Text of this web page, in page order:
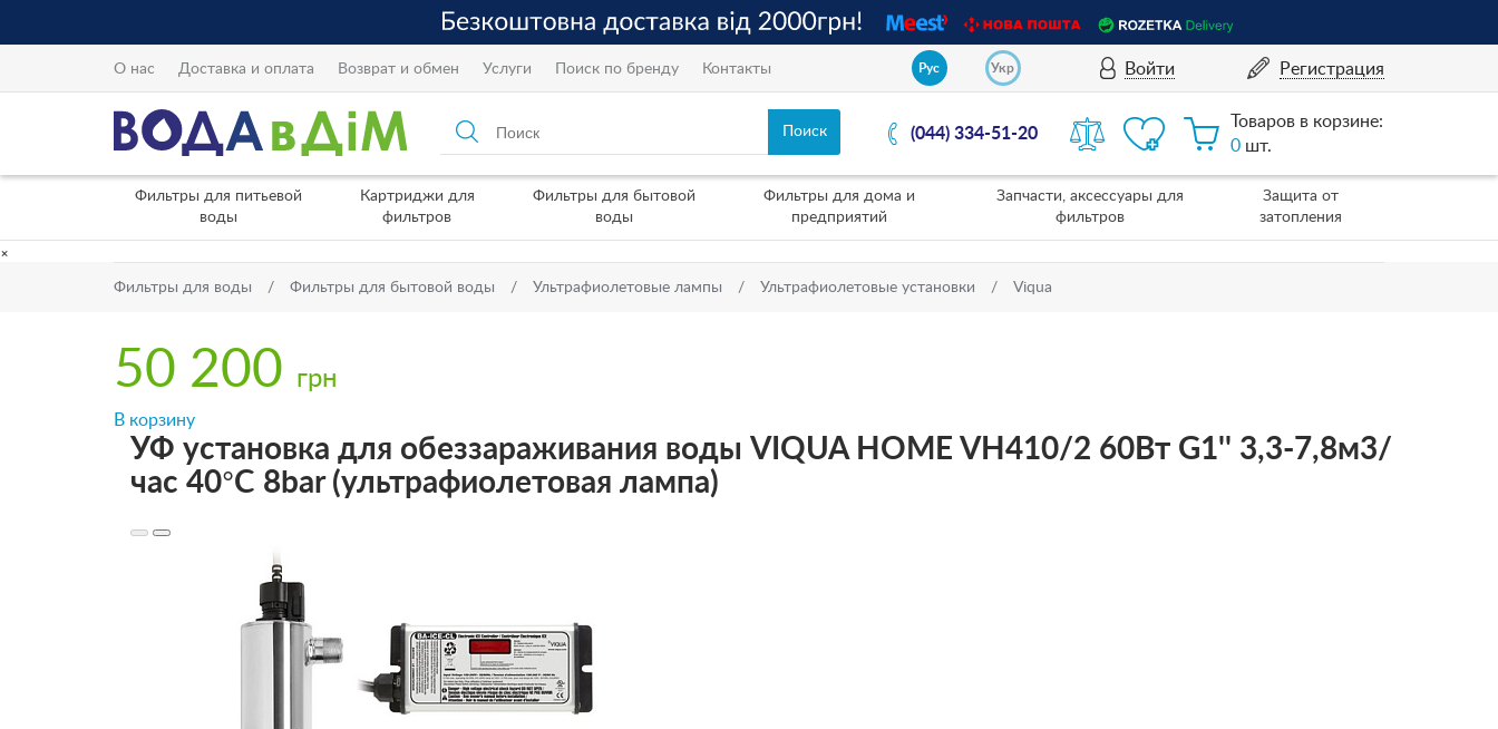
О нас Доставка и оплата Возврат и обмен Услуги Поиск по бренду Контакты Рус Укр Войти Регистрация
(044) 334-51-20
Товаров в корзине:
0 шт.
Фильтры для питьевой
воды
Картриджи для
фильтров
Фильтры для бытовой
воды
Фильтры для дома и
предприятий
Запчасти, аксессуары для
фильтров
Защита от
затопления
×
Фильтры для воды Фильтры для бытовой воды Ультрафиолетовые лампы Ультрафиолетовые установки Viqua
50 200 грн
В корзину
УФ установка для обеззараживания воды VIQUA HOME VH410/2 60Вт G1'' 3,3-7,8м3/
час 40°C 8bar (ультрафиолетовая лампа)